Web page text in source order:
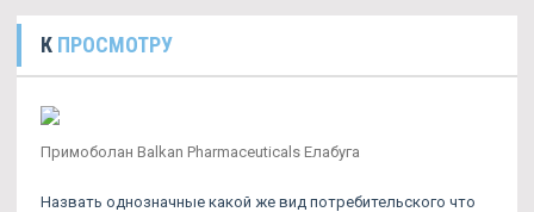
К ПРОСМОТРУ
Примоболан Balkan Pharmaceuticals Елабуга
Назвать однозначные какой же вид потребительского что